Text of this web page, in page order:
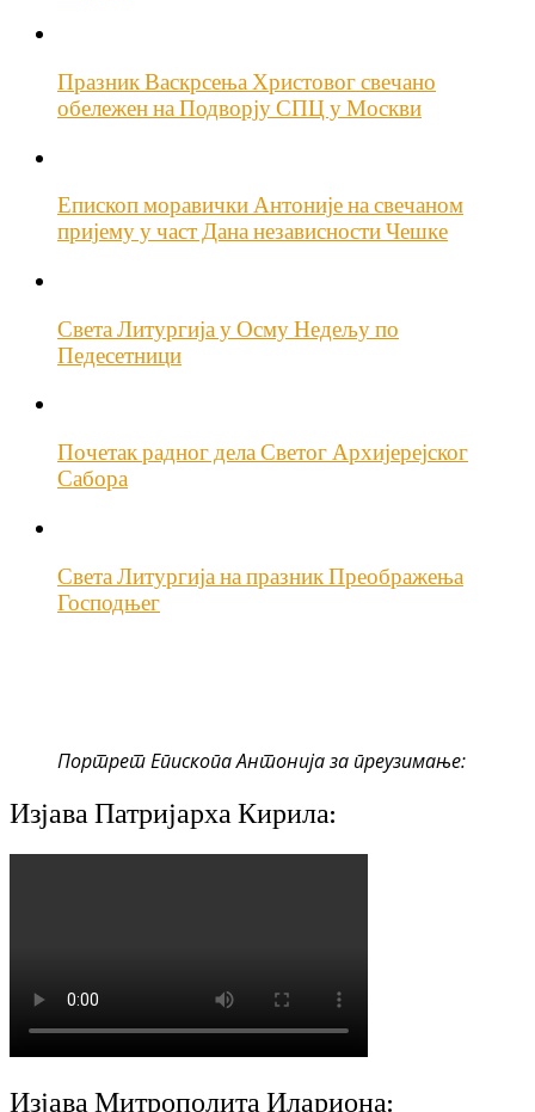
Празник Васкрсења Христовог свечано
обележен на Подворју СПЦ у Москви
Епископ моравички Антоније на свечаном
пријему у част Дана независности Чешке
Света Литургија у Осму Недељу по
Педесетници
Почетак радног дела Светог Архијерејског
Сабора
Света Литургија на празник Преображења
Господњег
Портрет Епископа Антонија за преузимање:
Изјава Патријарха Кирила:
Изјава Митрополита Илариона: